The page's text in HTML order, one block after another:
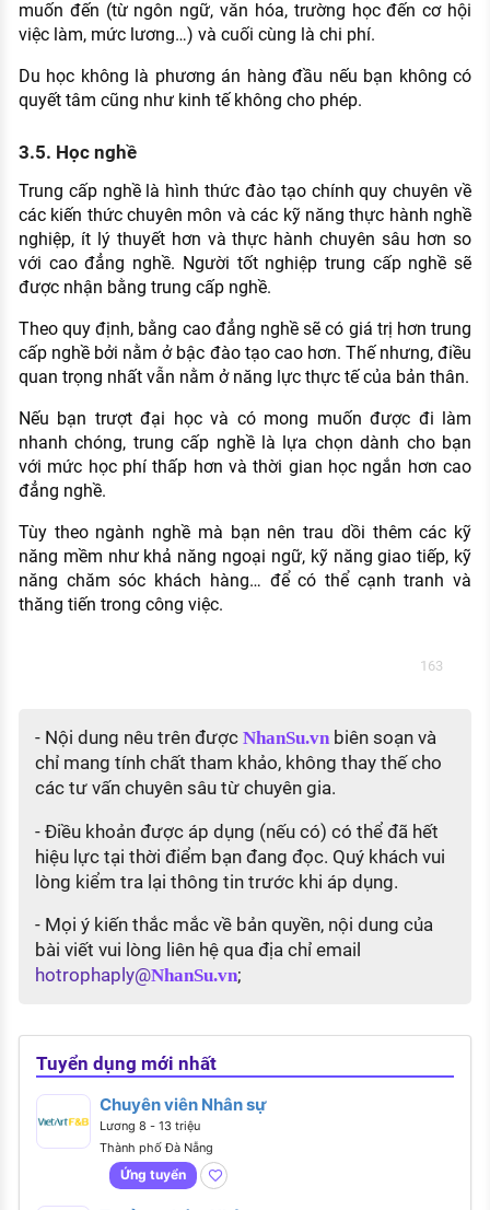
muốn đến (từ ngôn ngữ, văn hóa, trường học đến cơ hội
việc làm, mức lương…) và cuối cùng là chi phí.
Du học không là phương án hàng đầu nếu bạn không có
quyết tâm cũng như kinh tế không cho phép.
3.5. Học nghề
Trung cấp nghề là hình thức đào tạo chính quy chuyên về
các kiến thức chuyên môn và các kỹ năng thực hành nghề
nghiệp, ít lý thuyết hơn và thực hành chuyên sâu hơn so
với cao đẳng nghề. Người tốt nghiệp trung cấp nghề sẽ
được nhận bằng trung cấp nghề.
Theo quy định, bằng cao đẳng nghề sẽ có giá trị hơn trung
cấp nghề bởi nằm ở bậc đào tạo cao hơn. Thế nhưng, điều
quan trọng nhất vẫn nằm ở năng lực thực tế của bản thân.
Nếu bạn trượt đại học và có mong muốn được đi làm
nhanh chóng, trung cấp nghề là lựa chọn dành cho bạn
với mức học phí thấp hơn và thời gian học ngắn hơn cao
đẳng nghề.
Tùy theo ngành nghề mà bạn nên trau dồi thêm các kỹ
năng mềm như khả năng ngoại ngữ, kỹ năng giao tiếp, kỹ
năng chăm sóc khách hàng… để có thể cạnh tranh và
thăng tiến trong công việc.
163
- Nội dung nêu trên được NhanSu.vnbiên soạn và
chỉ mang tính chất tham khảo, không thay thế cho
các tư vấn chuyên sâu từ chuyên gia.
- Điều khoản được áp dụng (nếu có) có thể đã hết
hiệu lực tại thời điểm bạn đang đọc. Quý khách vui
lòng kiểm tra lại thông tin trước khi áp dụng.
- Mọi ý kiến thắc mắc về bản quyền, nội dung của
bài viết vui lòng liên hệ qua địa chỉ email
hotrophaply@NhanSu.vn;
Tuyển dụng mới nhất
Chuyên viên Nhân sự
Lương 8 - 13 triệu
Thành phố Đà Nẵng
Ứng tuyển